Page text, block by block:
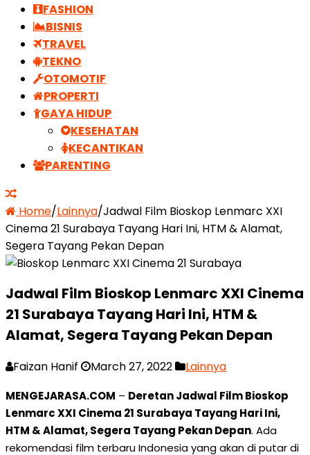
FASHION
BISNIS
TRAVEL
TEKNO
OTOMOTIF
PROPERTI
GAYA HIDUP
KESEHATAN
KECANTIKAN
PARENTING
Home/Lainnya/Jadwal Film Bioskop Lenmarc XXI
Cinema 21 Surabaya Tayang Hari Ini, HTM & Alamat,
Segera Tayang Pekan Depan
Jadwal Film Bioskop Lenmarc XXI Cinema
21 Surabaya Tayang Hari Ini, HTM &
Alamat, Segera Tayang Pekan Depan
Faizan Hanif March 27, 2022 Lainnya
MENGEJARASA.COM – Deretan Jadwal Film Bioskop
Lenmarc XXI Cinema 21 Surabaya Tayang Hari Ini,
HTM & Alamat, Segera Tayang Pekan Depan. Ada
rekomendasi film terbaru Indonesia yang akan di putar di